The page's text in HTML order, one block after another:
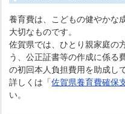
養育費は、こどもの健やかな
大切なものです。
佐賀県では、ひとり親家庭の
う、公正証書等の作成に係る
の初回本人負担費用を助成し
詳しくは「佐賀県養育費確保
い。